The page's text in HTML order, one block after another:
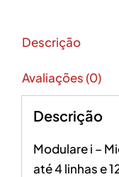
Descrição
Avaliações (0)
Descrição
Modulare i –
até 4 linhas e